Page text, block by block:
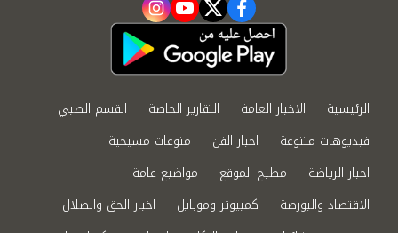
facebook
twitter
youtube
instagram
الرئيسية الاخبار العامة التقارير الخاصة
القسم الطبي
فيديوهات متنوعة
اخبار الفن
منوعات مسيحية
اخبار الرياضة
مطبخ الموقع
مواضيع عامة
الاقتصاد والبورصة
كمبيوتر وموبايل
اخبار الحق والضلال